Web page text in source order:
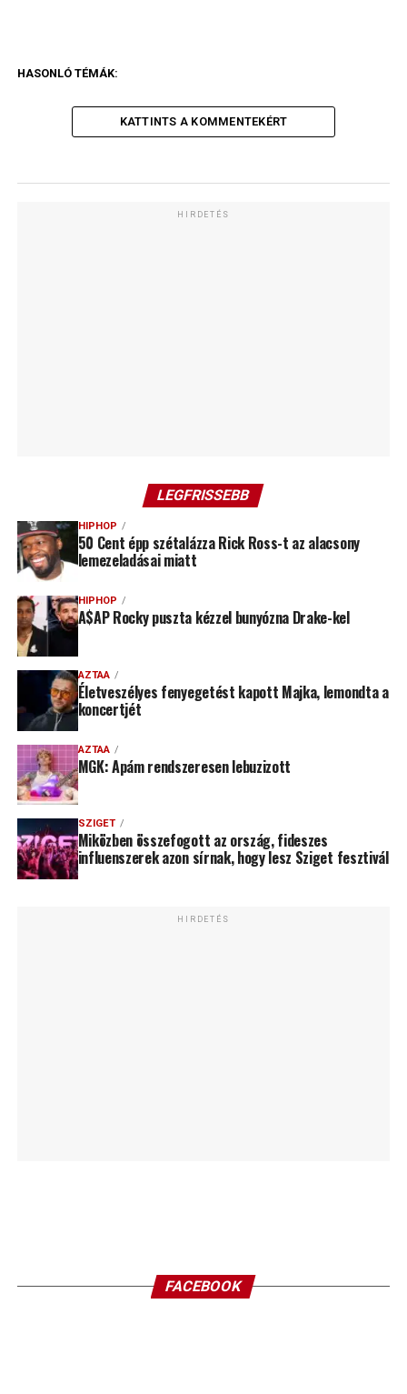
HASONLÓ TÉMÁK:
KATTINTS A KOMMENTEKÉRT
HIRDETÉS
LEGFRISSEBB
HIPHOP
50 Cent épp szétalázza Rick Ross-t az alacsony
lemezeladásai miatt
HIPHOP
A$AP Rocky puszta kézzel bunyózna Drake-kel
AZTAA
Életveszélyes fenyegetést kapott Majka, lemondta a
koncertjét
AZTAA
MGK: Apám rendszeresen lebuzizott
SZIGET
Miközben összefogott az ország, fideszes
influenszerek azon sírnak, hogy lesz Sziget fesztivál
HIRDETÉS
FACEBOOK